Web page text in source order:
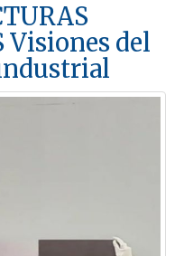
Visiones del